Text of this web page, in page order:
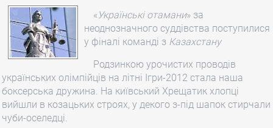
«Українські отамани» за
неоднозначного суддівства поступилися
у фіналі команді з Казахстану
Родзинкою урочистих проводів
українських олімпійців на літні Ігри-2012 стала наша
боксерська дружина. На київський Хрещатик хлопці
вийшли в козацьких строях, у декого з-під шапок стирчали
чуби-оселедці.